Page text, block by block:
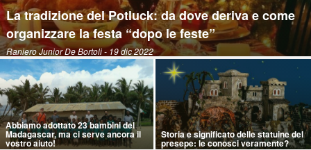
La tradizione del Potluck: da dove deriva e come
organizzare la festa “dopo le feste”
Raniero Junior De Bortoli- 19 dic 2022
Abbiamo adottato 23 bambini del
Madagascar, ma ci serve ancora il
vostro aiuto!
Storia e significato delle statuine del
presepe: le conosci veramente?